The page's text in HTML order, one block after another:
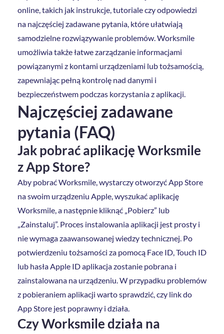
online, takich jak instrukcje, tutoriale czy odpowiedzi
na najczęściej zadawane pytania, które ułatwiają
samodzielne rozwiązywanie problemów. Worksmile
umożliwia także łatwe zarządzanie informacjami
powiązanymi z kontami urządzeniami lub tożsamością,
zapewniając pełną kontrolę nad danymi i
bezpieczeństwem podczas korzystania z aplikacji.
Najczęściej zadawane
pytania (FAQ)
Jak pobrać aplikację Worksmile
z App Store?
Aby pobrać Worksmile, wystarczy otworzyć App Store
na swoim urządzeniu Apple, wyszukać aplikację
Worksmile, a następnie kliknąć „Pobierz” lub
„Zainstaluj”. Proces instalowania aplikacji jest prosty i
nie wymaga zaawansowanej wiedzy technicznej. Po
potwierdzeniu tożsamości za pomocą Face ID, Touch ID
lub hasła Apple ID aplikacja zostanie pobrana i
zainstalowana na urządzeniu. W przypadku problemów
z pobieraniem aplikacji warto sprawdzić, czy link do
App Store jest poprawny i działa.
Czy Worksmile działa na